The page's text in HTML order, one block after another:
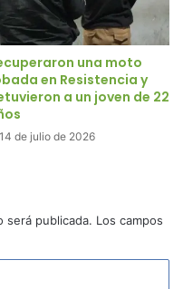
una moto
en Resistencia y
a un joven de 22
14 de julio de 2026
será publicada. Los campos